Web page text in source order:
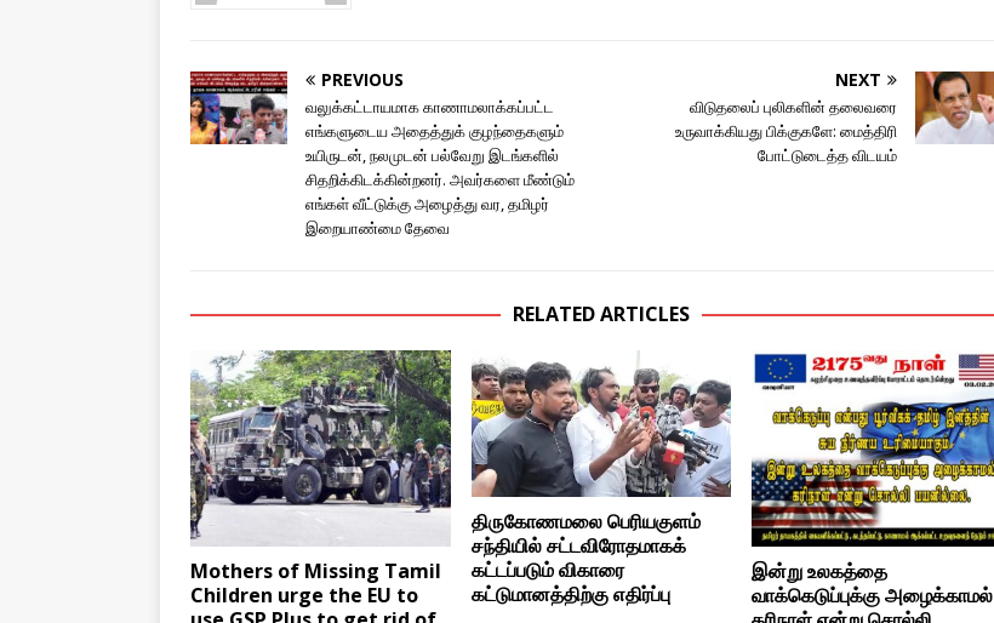
PREVIOUS
வலுக்கட்டாயமாக காணாமலாக்கப்பட்ட
எங்களுடைய அதைத்துக் குழந்தைகளும்
உயிருடன், நலமுடன் பல்வேறு இடங்களில்
சிதறிக்கிடக்கின்றனர். அவர்களை மீண்டும்
எங்கள் வீட்டுக்கு அழைத்து வர, தமிழர்
இறையாண்மை தேவை
NEXT
விடுதலைப் புலிகளின் தலைவரை
உருவாக்கியது பிக்குகளே: மைத்திரி
போட்டுடைத்த விடயம்
RELATED ARTICLES
Mothers of Missing Tamil
Children urge the EU to
திருகோணமலை பெரியகுளம்
சந்தியில் சட்டவிரோதமாகக்
கட்டப்படும் விகாரை
கட்டுமானத்திற்கு எதிர்ப்பு
இன்று உலகத்தை
வாக்கெடுப்புக்கு அழைக்காமல்